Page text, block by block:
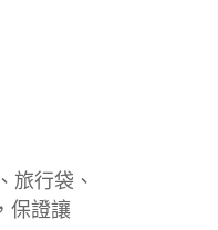
旅行袋、
保證讓